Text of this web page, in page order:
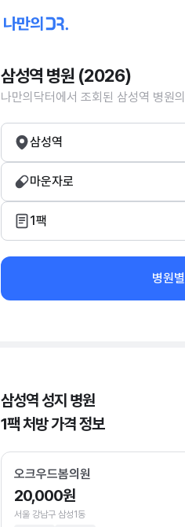
삼성역 병원 (2026)
나만의닥터에서 조회된 삼성역 병원
삼성역
마운자로
1팩
병원
삼성역 성지 병원
1팩 처방 가격 정보
오크우드봄의원
20,000원
서울 강남구 삼성1동